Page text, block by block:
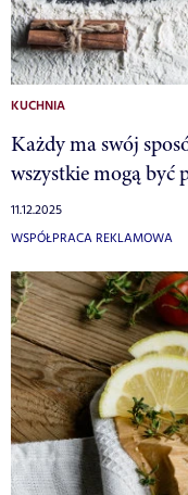
KUCHNIA
Każdy ma swój
wszystkie mogą być
11.12.2025
WSPÓŁPRACA REKLAMOWA